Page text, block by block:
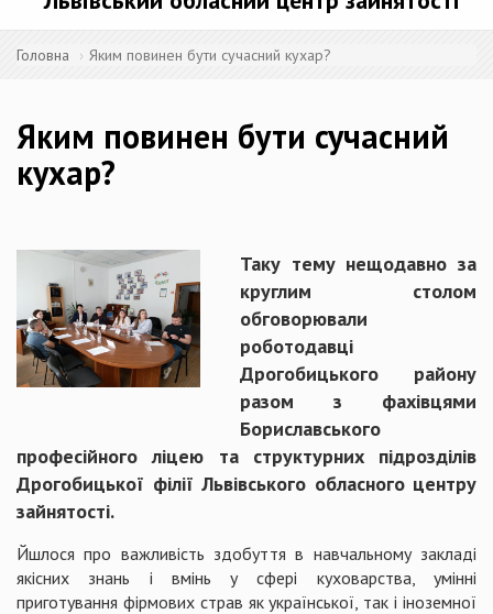
Головна Яким повинен бути сучасний кухар?
Яким повинен бути сучасний
кухар?
Таку тему нещодавно за
круглим столом
обговорювали
роботодавці
Дрогобицького району
разом з фахівцями
Бориславського
професійного ліцею та структурних підрозділів
Дрогобицької філії Львівського обласного центру
зайнятості.
Йшлося про важливість здобуття в навчальному закладі
якісних знань і вмінь у сфері куховарства, умінні
приготування фірмових страв як української, так і іноземної